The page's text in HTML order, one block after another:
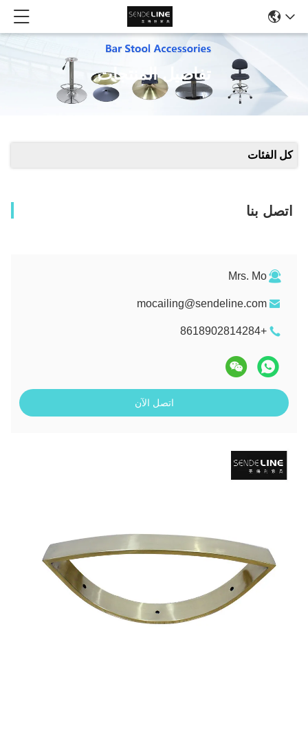
تفاصيل المنتجات
كل الفئات
اتصل بنا
Mrs. Mo
mocailing@sendeline.com
+8618902814284
اتصل الآن